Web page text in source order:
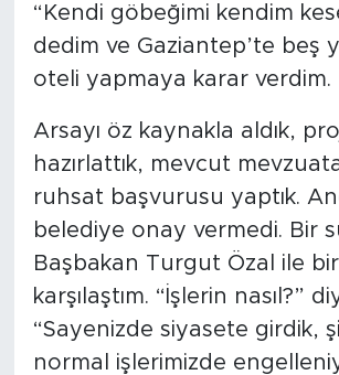
“Kendi göbeğimi kendim
dedim ve Gaziantep’te beş
oteli yapmaya karar verdim.
Arsayı öz kaynakla aldık,
hazırlattık, mevcut
ruhsat başvurusu yaptık.
belediye onay vermedi. Bir
Başbakan Turgut Özal ile bir
karşılaştım. “İşlerin nasıl?”
“Sayenizde siyasete girdik,
normal işlerimizde